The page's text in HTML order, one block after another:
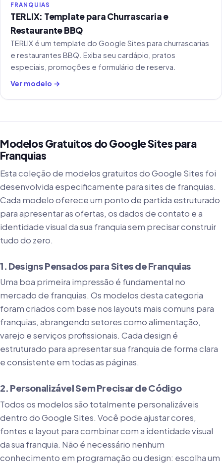
FRANQUIAS
TERLIX: Template para Churrascaria e
Restaurante BBQ
TERLIX é um template do Google Sites para churrascarias
e restaurantes BBQ. Exiba seu cardápio, pratos
especiais, promoções e formulário de reserva.
Ver modelo →
Modelos Gratuitos do Google Sites para
Franquias
Esta coleção de modelos gratuitos do Google Sites foi
desenvolvida especificamente para sites de franquias.
Cada modelo oferece um ponto de partida estruturado
para apresentar as ofertas, os dados de contato e a
identidade visual da sua franquia sem precisar construir
tudo do zero.
1. Designs Pensados para Sites de Franquias
Uma boa primeira impressão é fundamental no
mercado de franquias. Os modelos desta categoria
foram criados com base nos layouts mais comuns para
franquias, abrangendo setores como alimentação,
varejo e serviços profissionais. Cada design é
estruturado para apresentar sua franquia de forma clara
e consistente em todas as páginas.
2. Personalizável Sem Precisar de Código
Todos os modelos são totalmente personalizáveis
dentro do Google Sites. Você pode ajustar cores,
fontes e layout para combinar com a identidade visual
da sua franquia. Não é necessário nenhum
conhecimento em programação ou design: escolha um